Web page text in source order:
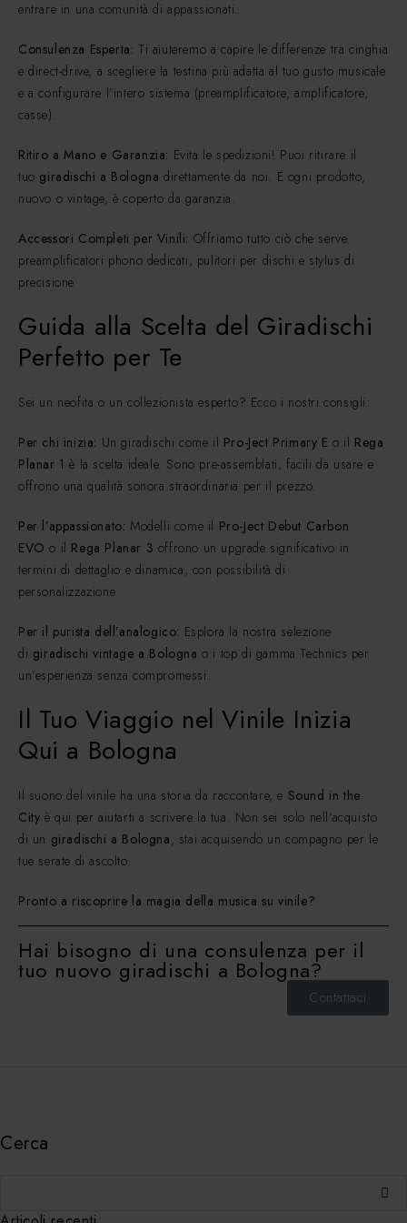
entrare in una comunità di appassionati.
Consulenza Esperta: Ti aiuteremo a capire le differenze tra cinghia
e direct-drive, a scegliere la testina più adatta al tuo gusto musicale
e a configurare l’intero sistema (preamplificatore, amplificatore,
casse).
Ritiro a Mano e Garanzia: Evita le spedizioni! Puoi ritirare il
tuo giradischi a Bologna direttamente da noi. E ogni prodotto,
nuovo o vintage, è coperto da garanzia.
Accessori Completi per Vinili: Offriamo tutto ciò che serve:
preamplificatori phono dedicati, pulitori per dischi e stylus di
precisione
Guida alla Scelta del Giradischi
Perfetto per Te
Sei un neofita o un collezionista esperto? Ecco i nostri consigli:
Per chi inizia: Un giradischi come il Pro-Ject Primary E o il Rega
Planar 1 è la scelta ideale. Sono pre-assemblati, facili da usare e
offrono una qualità sonora straordinaria per il prezzo.
Per l’appassionato: Modelli come il Pro-Ject Debut Carbon
EVO o il Rega Planar 3 offrono un upgrade significativo in
termini di dettaglio e dinamica, con possibilità di
personalizzazione.
Per il purista dell’analogico: Esplora la nostra selezione
di giradischi vintage a Bologna o i top di gamma Technics per
un’esperienza senza compromessi.
Il Tuo Viaggio nel Vinile Inizia
Qui a Bologna
Il suono del vinile ha una storia da raccontare, e Sound in the
City è qui per aiutarti a scrivere la tua. Non sei solo nell’acquisto
di un giradischi a Bologna ; stai acquisendo un compagno per le
tue serate di ascolto.
Pronto a riscoprire la magia della musica su vinile?
Hai bisogno di una consulenza per il
tuo nuovo giradischi a Bologna?
Contattaci
Cerca